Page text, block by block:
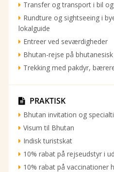
Transfer og transport i bil
Rundture og sightseeing i
lokalguide
Entreer ved seværdigheder
Bhutan-rejse på
Trekking med pakdyr,
 PRAKTISK
Bhutan invitation og
Visum til Bhutan
Indisk turistskat
10% rabat på rejseudstyr i
10% rabat på vaccinationer